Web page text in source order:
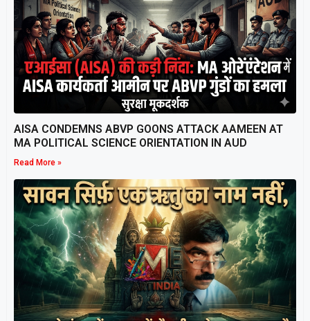
AISA CONDEMNS ABVP GOONS ATTACK AAMEEN AT
MA POLITICAL SCIENCE ORIENTATION IN AUD
Read More »